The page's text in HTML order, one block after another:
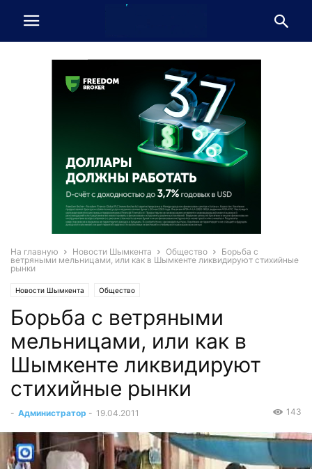
На главную Новости Шымкента Общество
Борьба с
ветряными мельницами, или как в Шымкенте ликвидируют стихийные
рынки
Новости Шымкента Общество
Борьба с ветряными
мельницами, или как в
Шымкенте ликвидируют
стихийные рынки
- Администратор - 19.04.2011 143